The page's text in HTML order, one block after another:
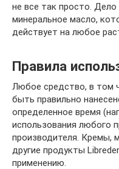
не все так просто.
минеральное масло,
действует на любое
Правила
Любое средство, в том
быть правильно
определенное время
использования любого
производителя. Кремы,
другие продукты
применению.